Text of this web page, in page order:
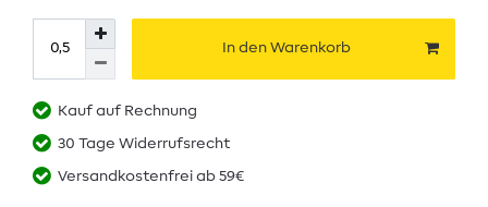
In den Warenkorb
Kauf auf Rechnung
30 Tage Widerrufsrecht
Versandkostenfrei ab 59€